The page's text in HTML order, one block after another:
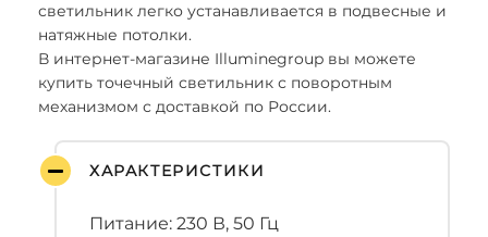
светильник легко устанавливается в подвесные и
натяжные потолки.
В интернет-магазине Illuminegroup вы можете
купить точечный светильник с поворотным
механизмом с доставкой по России.
ХАРАКТЕРИСТИКИ
Питание: 230 В, 50 Гц